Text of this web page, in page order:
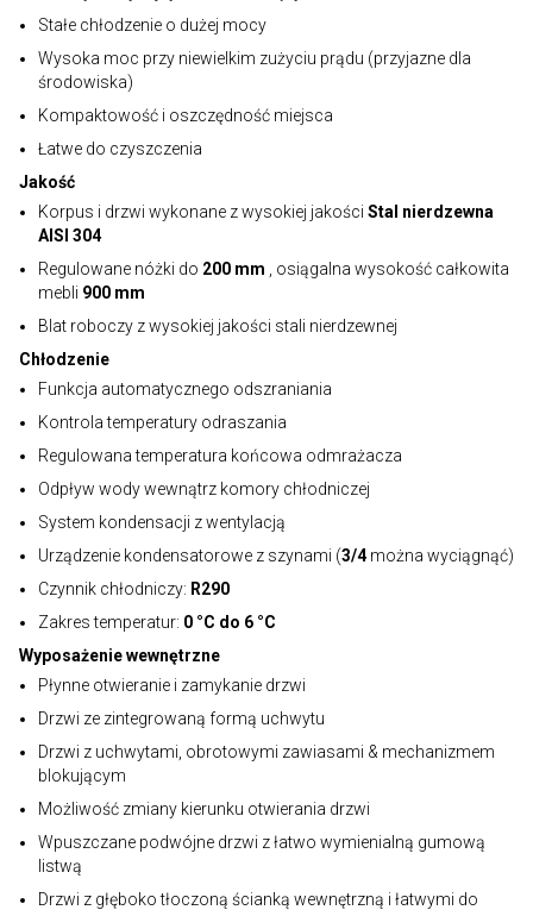
Stałe chłodzenie o dużej mocy
Wysoka moc przy niewielkim zużyciu prądu (przyjazne dla
środowiska)
Kompaktowość i oszczędność miejsca
Łatwe do czyszczenia
Jakość
Korpus i drzwi wykonane z wysokiej jakości Stal nierdzewna
AISI 304
Regulowane nóżki do 200 mm
, osiągalna wysokość całkowita
mebli 900 mm
Blat roboczy z wysokiej jakości stali nierdzewnej
Chłodzenie
Funkcja automatycznego odszraniania
Kontrola temperatury odraszania
Regulowana temperatura końcowa odmrażacza
Odpływ wody wewnątrz komory chłodniczej
System kondensacji z wentylacją
Urządzenie kondensatorowe z szynami (3/4można wyciągnąć)
Czynnik chłodniczy: R290
Zakres temperatur: 0 °C do 6 °C
Wyposażenie wewnętrzne
Płynne otwieranie i zamykanie drzwi
Drzwi ze zintegrowaną formą uchwytu
Drzwi z uchwytami, obrotowymi zawiasami & mechanizmem
blokującym
Możliwość zmiany kierunku otwierania drzwi
Wpuszczane podwójne drzwi z łatwo wymienialną gumową
listwą
Drzwi z głęboko tłoczoną ścianką wewnętrzną i łatwymi do